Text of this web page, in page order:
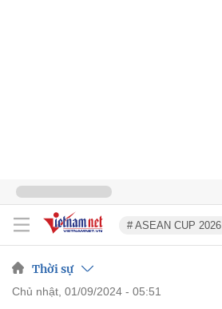
# ASEAN CUP 2026
Thời sự
chủ nhật, 01/09/2024 - 05:51